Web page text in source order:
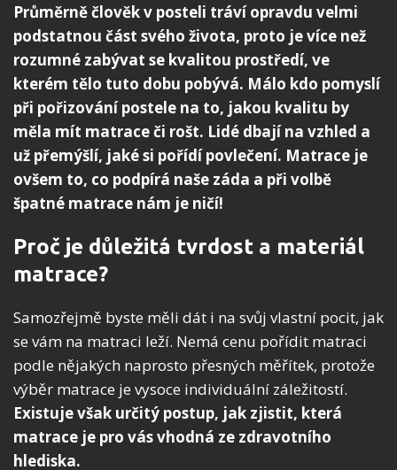
Průměrně člověk v posteli tráví opravdu velmi
podstatnou část svého života, proto je více než
rozumné zabývat se kvalitou prostředí, ve
kterém tělo tuto dobu pobývá. Málo kdo pomyslí
při pořizování postele na to, jakou kvalitu by
měla mít matrace či rošt. Lidé dbají na vzhled a
už přemýšlí, jaké si pořídí povlečení. Matrace je
ovšem to, co podpírá naše záda a při volbě
špatné matrace nám je ničí!
Proč je důležitá tvrdost a materiál
matrace?
Samozřejmě byste měli dát i na svůj vlastní pocit, jak
se vám na matraci leží. Nemá cenu pořídit matraci
podle nějakých naprosto přesných měřítek, protože
výběr matrace je vysoce individuální záležitostí.
Existuje však určitý postup, jak zjistit, která
matrace je pro vás vhodná ze zdravotního
hlediska.